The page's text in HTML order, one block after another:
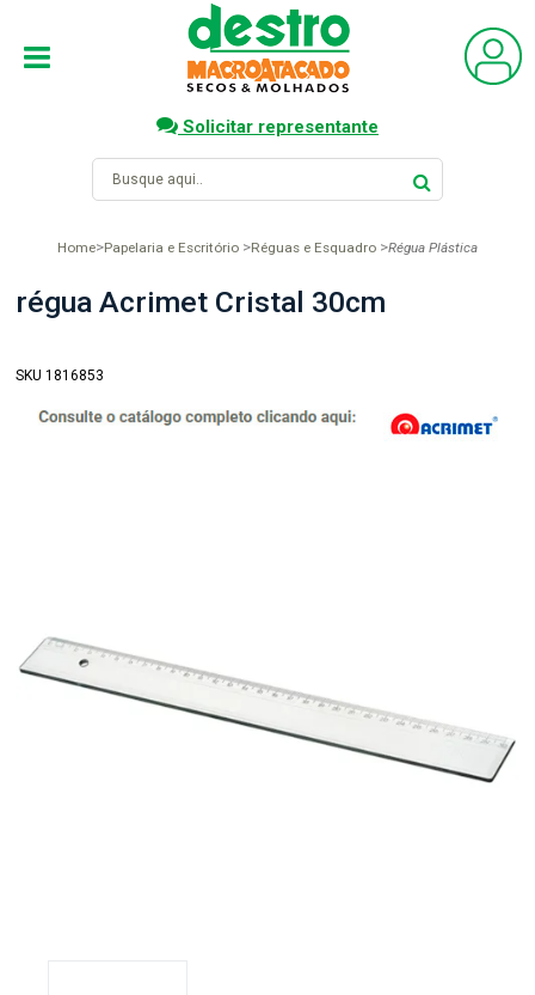
Solicitar representante
Home Papelaria e Escritório Réguas e Esquadro Régua Plástica
régua Acrimet Cristal 30cm
SKU 1816853